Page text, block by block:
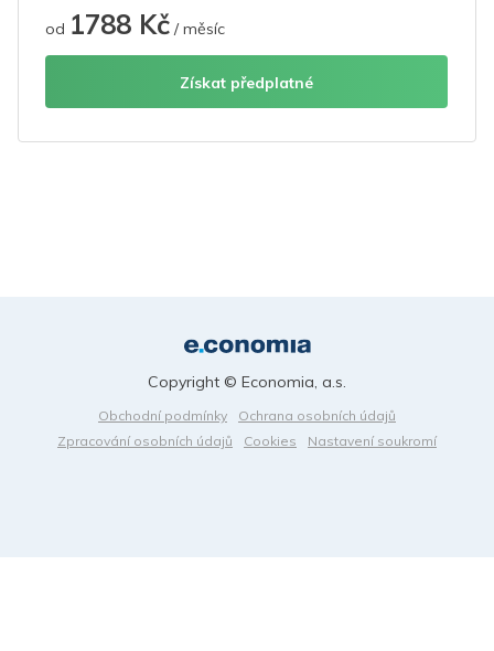
od 1788 Kč / měsíc
Získat předplatné
Obchodní podmínky
Ochrana osobních údajů
Zpracování osobních údajů
Cookies Nastavení soukromí
Copyright © Economia, a.s.